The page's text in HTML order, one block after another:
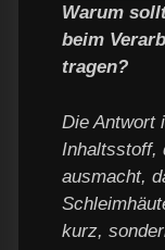
Warum
beim
tragen?
Die Antwort
Inhaltsstoff,
ausmacht,
kurz,